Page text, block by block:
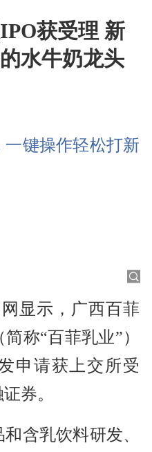
获受理 新
水牛奶龙头
键操作轻松打新
显示，广西百菲
称“百菲乳业”）
申请获上交所受
券。
含乳饮料研发、